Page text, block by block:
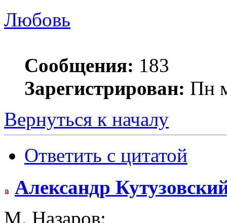
Любовь
Сообщения: 183
Зарегистрирован: Пн
Вернуться к началу
Ответить с цитатой
Александр
М. Назаров: